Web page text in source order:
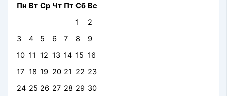
Пн Вт Ср Чт Пт Сб Вс
1
2
3
4 5 6 7 8
9
10 11 12 13 14 15 16
17 18 19 20 21 22 23
24 25 26 27 28 29 30